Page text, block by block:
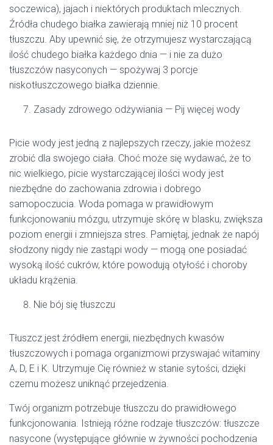
soczewica), jajach i niektórych produktach mlecznych.
Źródła chudego białka zawierają mniej niż 10 procent
tłuszczu. Aby upewnić się, że otrzymujesz wystarczającą
ilość chudego białka każdego dnia — i nie za dużo
tłuszczów nasyconych — spożywaj 3 porcje
niskotłuszczowego białka dziennie.
Zasady zdrowego odżywiania — Pij więcej wody
Picie wody jest jedną z najlepszych rzeczy, jakie możesz
zrobić dla swojego ciała. Choć może się wydawać, że to
nic wielkiego, picie wystarczającej ilości wody jest
niezbędne do zachowania zdrowia i dobrego
samopoczucia. Woda pomaga w prawidłowym
funkcjonowaniu mózgu, utrzymuje skórę w blasku, zwiększa
poziom energii i zmniejsza stres. Pamiętaj, jednak że napój
słodzony nigdy nie zastąpi wody — mogą one posiadać
wysoką ilość cukrów, które powodują otyłość i choroby
układu krążenia.
Nie bój się tłuszczu
Tłuszcz jest źródłem energii, niezbędnych kwasów
tłuszczowych i pomaga organizmowi przyswajać witaminy
A, D, E i K. Utrzymuje Cię również w stanie sytości, dzięki
czemu możesz uniknąć przejedzenia.
Twój organizm potrzebuje tłuszczu do prawidłowego
funkcjonowania. Istnieją różne rodzaje tłuszczów: tłuszcze
nasycone (występujące głównie w żywności pochodzenia